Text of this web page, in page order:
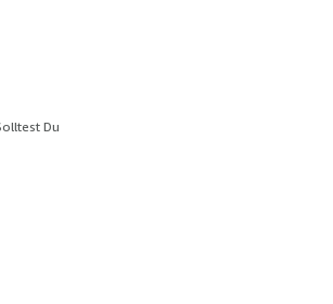
Du